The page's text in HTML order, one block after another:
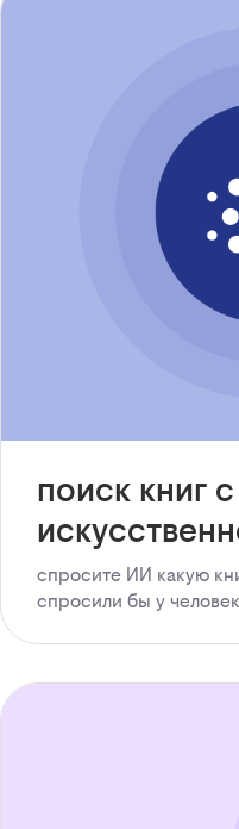
поиск книг
спросите ИИ какую
спросили бы у